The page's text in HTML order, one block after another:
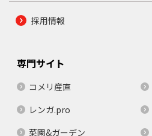
採用情報
専門サイト
コメリ産直
レンガ.pro
菜園&ガーデン